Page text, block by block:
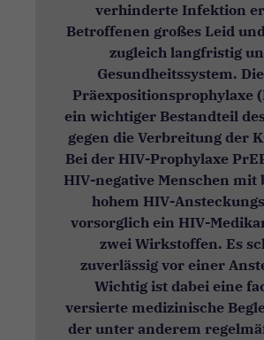
verhinderte Infektion
Betroffenen großes Leid
zugleich langfristig
Gesundheitssystem.
Präexpositionsprophylaxe
ein wichtiger Bestandteil
gegen die Verbreitung der
Bei der HIV-Prophylaxe
HIV-negative Menschen mit
hohem HIV-
vorsorglich ein HIV-
zwei Wirkstoffen. Es
zuverlässig vor einer
Wichtig ist dabei eine
versierte medizinische
der unter anderem